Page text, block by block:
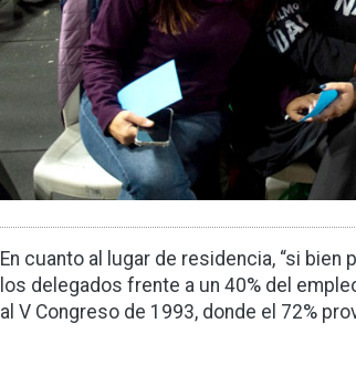
En cuanto al lugar de residencia, “si
los delegados frente a un 40% del
al V Congreso de 1993, donde el 72%